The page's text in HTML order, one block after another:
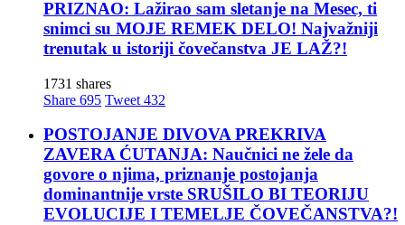
PRIZNAO: Lažirao sam sletanje na Mesec, ti
snimci su MOJE REMEK DELO! Najvažniji
trenutak u istoriji čovečanstva JE LAŽ?!
1731 shares
Share 695 Tweet 432
POSTOJANJE DIVOVA PREKRIVA
ZAVERA ĆUTANJA: Naučnici ne žele da
govore o njima, priznanje postojanja
dominantnije vrste SRUŠILO BI TEORIJU
EVOLUCIJE I TEMELJE ČOVEČANSTVA?!